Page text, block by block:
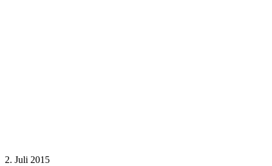
2. Juli 2015